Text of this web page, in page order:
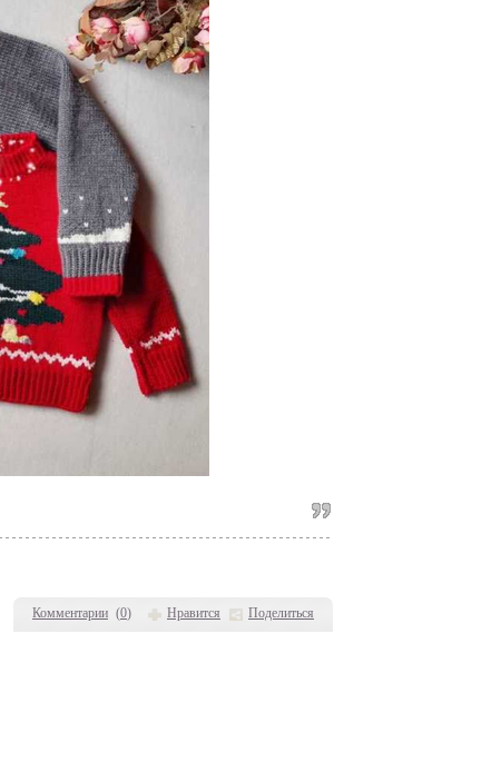
Комментарии (0) Нравится Поделиться